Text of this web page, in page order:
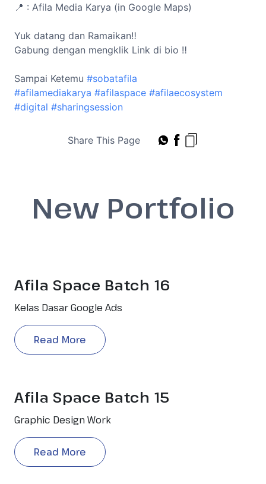
📍 : Afila Media Karya (in Google Maps)
Yuk datang dan Ramaikan‼️
Gabung dengan mengklik Link di bio ‼️
Sampai Ketemu #sobatafila
#afilamediakarya #afilaspace #afilaecosystem
#digital #sharingsession
Share This Page
New Portfolio
Afila Space Batch 16
Kelas Dasar Google Ads
Read More
Afila Space Batch 15
Graphic Design Work
Read More